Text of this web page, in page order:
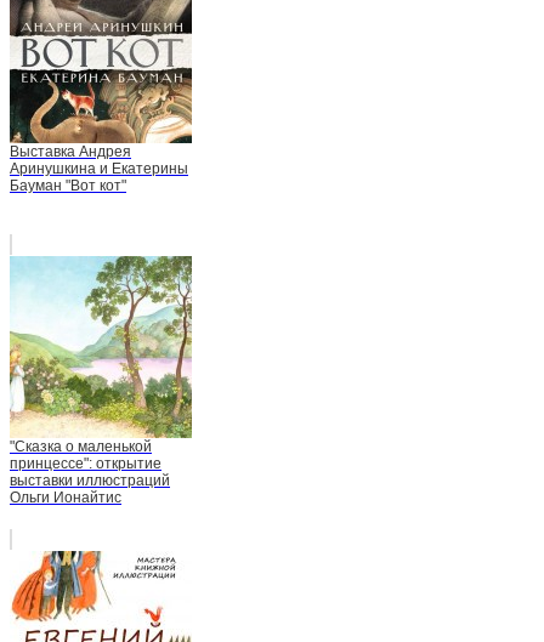
Выставка Андрея
Аринушкина и Екатерины
Бауман "Вот кот"
"Сказка о маленькой
принцессе": открытие
выставки иллюстраций
Ольги Ионайтис